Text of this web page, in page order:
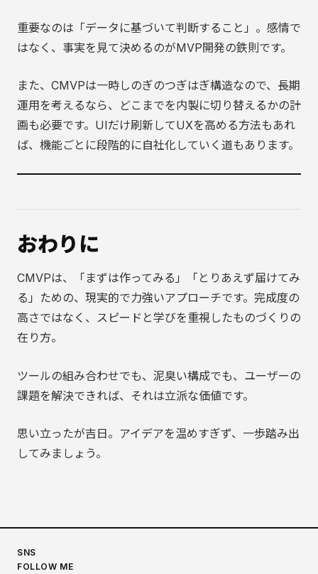
重要なのは「データに基づいて判断すること」。感情で
はなく、事実を見て決めるのがMVP開発の鉄則です。
また、CMVPは一時しのぎのつぎはぎ構造なので、長期
運用を考えるなら、どこまでを内製に切り替えるかの計
画も必要です。UIだけ刷新してUXを高める方法もあれ
ば、機能ごとに段階的に自社化していく道もあります。
おわりに
CMVPは、「まずは作ってみる」「とりあえず届けてみ
る」ための、現実的で力強いアプローチです。完成度の
高さではなく、スピードと学びを重視したものづくりの
在り方。
ツールの組み合わせでも、泥臭い構成でも、ユーザーの
課題を解決できれば、それは立派な価値です。
思い立ったが吉日。アイデアを温めすぎず、一歩踏み出
してみましょう。
SNS
FOLLOW ME